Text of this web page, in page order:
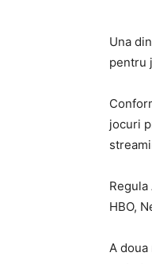
Una
pentru
jocuri
HBO,
A